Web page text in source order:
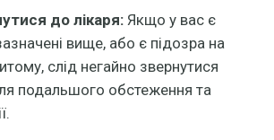
до лікаря:Якщо у вас є
вище, або є підозра на
слід негайно звернутися
подальшого обстеження та